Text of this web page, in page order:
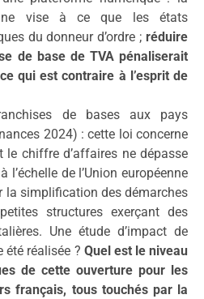
vise à ce que les états
du donneur d’ordre ; réduire
de base de TVA pénaliserait
qui est contraire à l’esprit de
de bases aux pays
2024) : cette loi concerne
le chiffre d’affaires ne dépasse
l’échelle de l’Union européenne
la simplification des démarches
structures exerçant des
Une étude d’impact de
été réalisée ? Quel est le niveau
de cette ouverture pour les
français, tous touchés par la